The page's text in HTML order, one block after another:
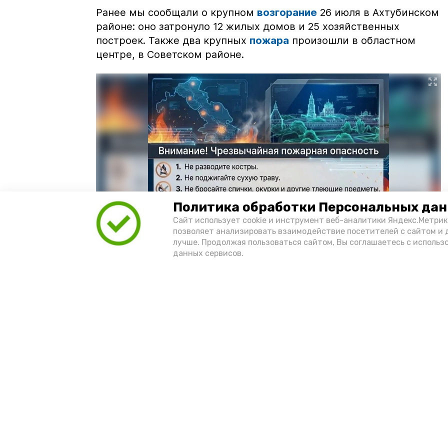
Политика обработки Персональных
Сайт использует cookie и инструмент веб-аналитики
позволяет анализировать взаимодействие посетителей с сайтом и
лучше. Продолжая пользоваться сайтом, Вы соглашаетесь с
данных сервисов.
Ранее мы сообщали о крупном возгорание 26 июля в Ахтубинском
районе: оно затронуло 12 жилых домов и 25 хозяйственных
построек. Также два крупных пожара произошли в областном
центре, в Советском районе.